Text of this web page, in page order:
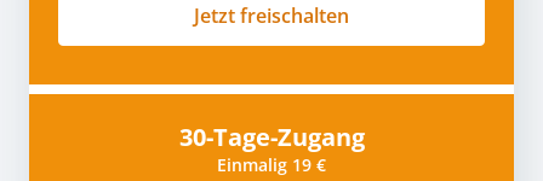
Jetzt freischalten
30-Tage-Zugang
Einmalig 19 €